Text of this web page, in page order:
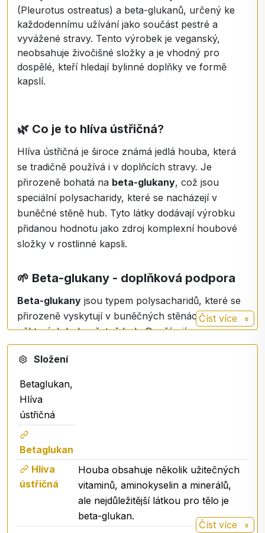
(Pleurotus ostreatus) a beta-glukanů, určený ke
každodennímu užívání jako součást pestré a
vyvážené stravy. Tento výrobek je veganský,
neobsahuje živočišné složky a je vhodný pro
dospělé, kteří hledají bylinné doplňky ve formě
kapslí.
🌿 Co je to hlíva ústřičná?
Hlíva ústřičná je široce známá jedlá houba, která
se tradičně používá i v doplňcích stravy. Je
přirozeně bohatá na beta-glukany, což jsou
speciální polysacharidy, které se nacházejí v
buněčné stěně hub. Tyto látky dodávají výrobku
přidanou hodnotu jako zdroj komplexní houbové
složky v rostlinné kapsli.
🌱 Beta-glukany - doplňková podpora
Beta-glukany jsou typem polysacharidů, které se
přirozeně vyskytují v buněčných stěnách
některých hub, včetně hub. Používají se v
doplňcích stravy kvůlisvé odlišné struktuře než
běžné sacharidy
tělo zpracovává.
Klíčové vlastnosti produktu
živočišných složek.
Hlíva ústřičná (Pleurotus ostreatus) -
rostlinný zdroj beta-glukanů a biologicky
aktivních látek.
Beta-glukany - polysacharidy z houby
obsažené jako součást složení extraktu.
Číst více
Složení
Betaglukan,
Hlíva
ústřičná
Betaglukan
Hlíva
ústřičná
Houba obsahuje několik užitečných
vitaminů, aminokyselin a minerálů,
ale nejdůležitější látkou pro tělo je
beta-glukan.
Číst více